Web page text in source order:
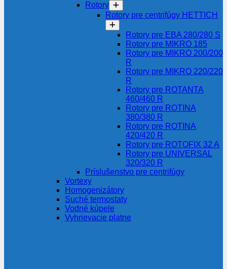
Rotory
Rotory pre centrifúgy HETTICH
Rotory pre EBA 280/280 S
Rotory pre MIKRO 185
Rotory pre MIKRO 200/200
R
Rotory pre MIKRO 220/220
R
Rotory pre ROTANTA
460/460 R
Rotory pre ROTINA
380/380 R
Rotory pre ROTINA
420/420 R
Rotory pre ROTOFIX 32 A
Rotory pre UNIVERSAL
320/320 R
Príslušenstvo pre centrifúgy
Vortexy
Homogenizátory
Suché termostaty
Vodné kúpele
Vyhrievacie platne